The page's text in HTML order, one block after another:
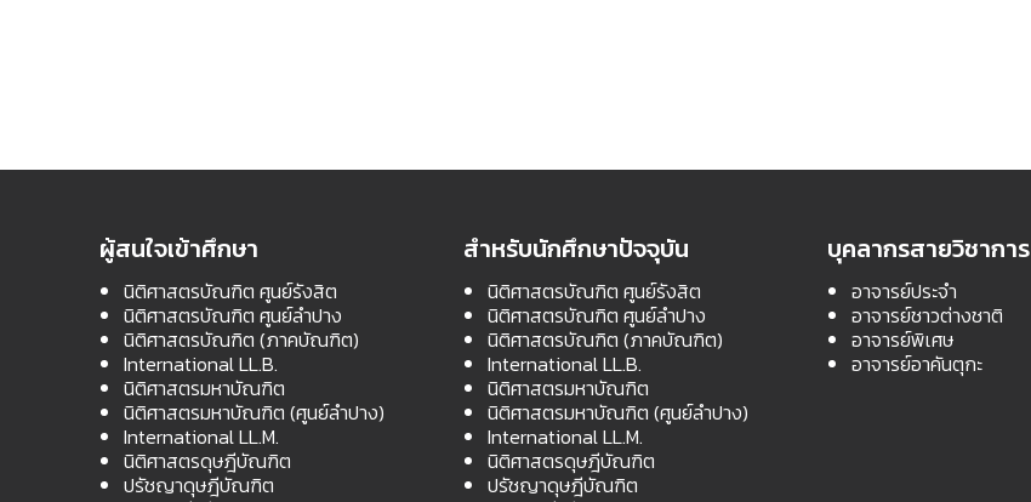
ผู้สนใจเข้าศึกษา
นิติศาสตรบัณฑิต ศูนย์รังสิต
นิติศาสตรบัณฑิต ศูนย์ลำปาง
นิติศาสตรบัณฑิต (ภาคบัณฑิต)
International LL.B.
นิติศาสตรมหาบัณฑิต
นิติศาสตรมหาบัณฑิต (ศูนย์ลำปาง)
International LL.M.
นิติศาสตรดุษฎีบัณฑิต
ปรัชญาดุษฎีบัณฑิต
สำหรับนักศึกษาปัจจุบัน
นิติศาสตรบัณฑิต ศูนย์รังสิต
นิติศาสตรบัณฑิต ศูนย์ลำปาง
นิติศาสตรบัณฑิต (ภาคบัณฑิต)
International LL.B.
นิติศาสตรมหาบัณฑิต
นิติศาสตรมหาบัณฑิต (ศูนย์ลำปาง)
International LL.M.
นิติศาสตรดุษฎีบัณฑิต
ปรัชญาดุษฎีบัณฑิต
บุคลากรสายวิชาการ
อาจารย์ประจำ
อาจารย์ชาวต่างชาติ
อาจารย์พิเศษ
อาจารย์อาคันตุกะ